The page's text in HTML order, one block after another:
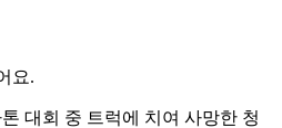
요.
대회 중 트럭에 치여 사망한 청